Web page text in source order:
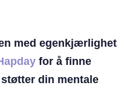
med egenkjærlighet
for å finne
din mentale